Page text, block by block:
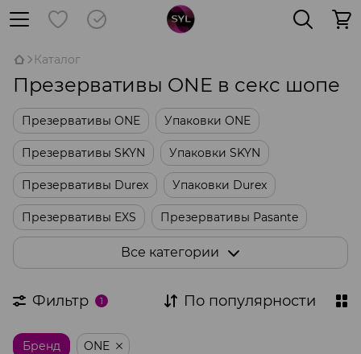
Каталог
Презервативы ONE в секс шопе
Презервативы ONE Упаковки ONE
Презервативы SKYN Упаковки SKYN
Презервативы Durex Упаковки Durex
Презервативы EXS Презервативы Pasante
Упаковки Sagami
Другие упаковки
Все категории
Фильтр 1 По популярности
Бренд ONE